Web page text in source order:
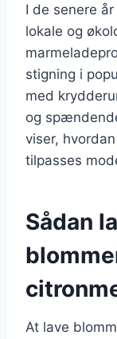
I de senere
lokale og
stigning i
med
og
viser,
tilpasses
Sådan
At lave